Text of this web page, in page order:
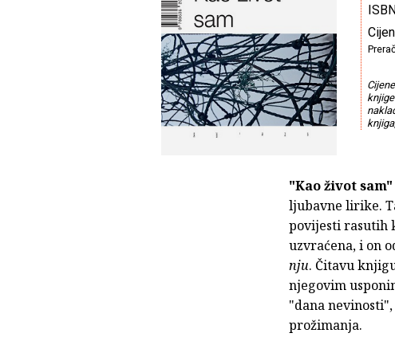
"Kao život sam"
ljubavne lirike.
povijesti rasutih
uzvraćena, i on
nju. Čitavu
njegovim
"dana
prožimanja.